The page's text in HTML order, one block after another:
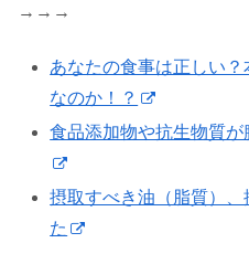
→→→
あなたの食事は正しい
なのか！？
食品添加物や抗生物質
摂取すべき油（脂質）
た